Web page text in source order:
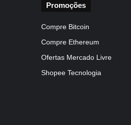
Promoções
Compre Bitcoin
Compre Ethereum
Ofertas Mercado Livre
Shopee Tecnologia